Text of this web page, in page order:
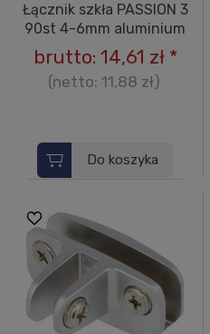
Łącznik szkła PASSION 3
90st 4-6mm aluminium
brutto: 14,61 zł*
(netto: 11,88 zł)
Do koszyka